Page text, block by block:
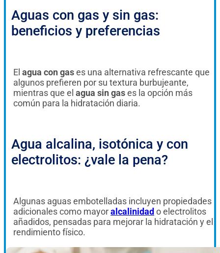
Aguas con gas y sin gas:
beneficios y preferencias
El agua con gases una alternativa refrescante que
algunos prefieren por su textura burbujeante,
mientras que el agua sin gases la opción más
común para la hidratación diaria.
Agua alcalina, isotónica y con
electrolitos: ¿vale la pena?
Algunas aguas embotelladas incluyen propiedades
adicionales como mayoralcalinidad o electrolitos
añadidos, pensadas para mejorar la hidratación y el
rendimiento físico.